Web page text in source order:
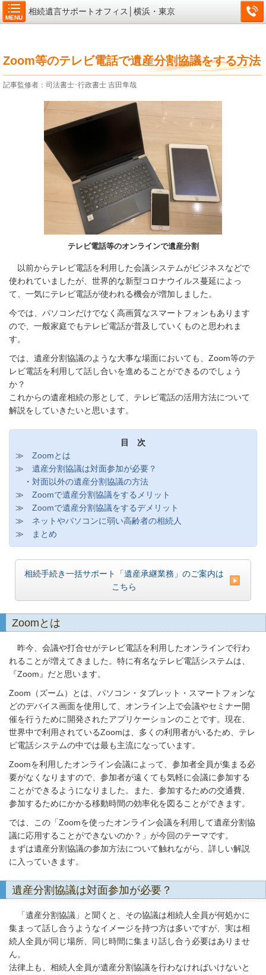
MENU
相続遺言サポートオフィス│横浜・東京
Zoom等のテレビ電話で遺産分割協議をする方法
記事監修者：司法書士･行政書士 吉田隼哉
テレビ電話等のオンラインで遺産分割
以前からテレビ電話を利用した会議システムがビジネスなどで
使われていましたが、世界的な新型コロナウイルス蔓延によっ
て、一気にテレビ電話が使われる機会が増加しました。
今では、パソコンだけでなく高画質なスマートフォンもあります
ので、一般家庭でもテレビ電話が普及していくものと思われま
す。
では、遺産分割協議のような大事な場面においても、Zoom等のテ
レビ電話を利用して話し合いを進めることができるのでしょう
か？
これからの遺産相続の形として、テレビ電話の活用方法について
解説をしていきたいと思います。
目 次
≫ Zoomとは
≫ 遺産分割協議は対面参加が必要？
・ 対面以外の遺産分割協議の方法
≫ Zoomで遺産分割協議をするメリット
≫ Zoomで遺産分割協議をするデメリット
≫ ネットやパソコンに弱い高齢者の相続人
≫
まとめ
相続手続き一括サポート「遺産承継業務」のご案内は
こちら
Zoomとは
昨今、会議や打合せがテレビ電話を利用したオンラインで行わ
れることが増えてきました。特に有名なテレビ電話システムは、
『Zoom』だと思います。
Zoom（ズーム）とは、パソコン・タブレット・スマートフォンな
どのデバイス画面を使用して、オンライン上で会議やセミナー開
催を行うために開発されたアプリケーションのことです。現在、
世界中で利用されているZoomは、多くの利用者がいるため、テレ
ビ電話システムの中では最も主流になっています。
Zoomを利用したオンライン会議によって、参加者全員が集まる必
要がなくなりますので、参加者が遠くても気軽に会議に参加する
ことができるようになりました。また、参加するための交通費、
参加するためにかかる移動時間の効率化を図ることができます。
では、この「Zoomを使ったオンライン会議を利用して遺産分割協
議に応用することができないのか？」が今回のテーマです。
まずは遺産分割協議の参加方法について触れながら、詳しい解説
に入っていきます。
遺産分割協議は対面参加が必要？
「遺産分割協議」と聞くと、その協議は相続人全員が何処かに
集まって話し合うようなイメージを持つ方は多いですが、実は相
続人全員が同じ場所、同じ時間に集まり話し合う必要はありませ
ん。
法律上も、相続人全員が遺産分割協議を行わなければいけないと